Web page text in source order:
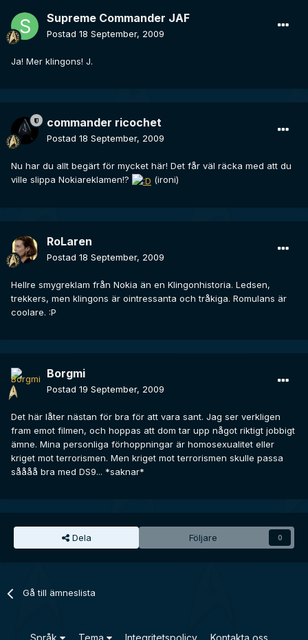
Supreme Commander JAF
Postad 18 September, 2009
Ja! Mer klingons! J.
commander ricochet
Postad 18 September, 2009
Nu har du allt begärt för mycket här! Det får väl räcka med att du
ville slippa Nokiareklamen!?
(ironi)
RoLaren
Postad 18 September, 2009
Hellre smygreklam från Nokia än en Klingonhistoria. Ledsen,
trekkers, men klingons är ointressanta och tråkiga. Romulans är
coolare. :P
Borgmi
Postad 19 September, 2009
Det här låter nästan för bra för att vara sant. Jag ser verkligen
fram emot filmen, och hoppas att dom tar upp något riktigt jobbigt
ämne. Mina personliga förhoppningar är homosexualitet eller
kriget mot terrorismen. Men kriget mot terrorismen skulle passa
såååå bra med DS9... *saknar*
Dela Följare 0
Gå till ämneslista